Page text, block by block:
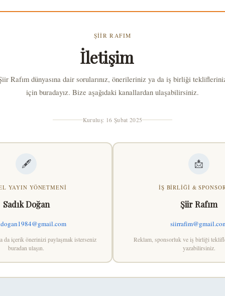
ŞIIR RAFIM
İletişim
Rafım dünyasına dair sorularınız, önerileriniz ya da iş birliği
için buradayız. Bize aşağıdaki kanallardan ulaşabilirsiniz.
Kuruluş: 16 Şubat 2025
🖋️
YAYIN YÖNETMENI
Sadık Doğan
da içerik önerinizi paylaşmak isterseniz
buradan ulaşın.
📩
İŞ BIRLIĞI &
Şiir Rafım
Reklam, sponsorluk ve iş birliği
yazabilirsiniz.